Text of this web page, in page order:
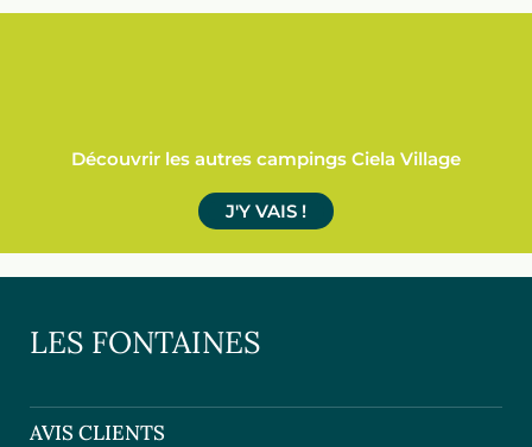
Découvrir les autres campings Ciela Village
J'Y VAIS !
LES FONTAINES
AVIS CLIENTS